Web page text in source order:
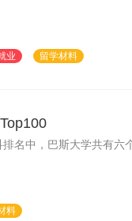
业 留学材料
名中，巴斯大学共有六
料